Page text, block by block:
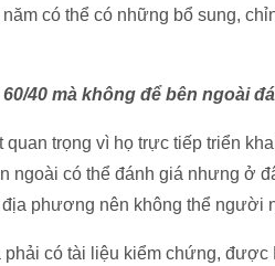
có thể có những bổ sung,
40 mà không để bên ngoài
quan trọng vì họ trực tiếp triển
ngoài có thể đánh giá nhưng ở
phương nên không thể người
có tài liệu kiểm chứng, được